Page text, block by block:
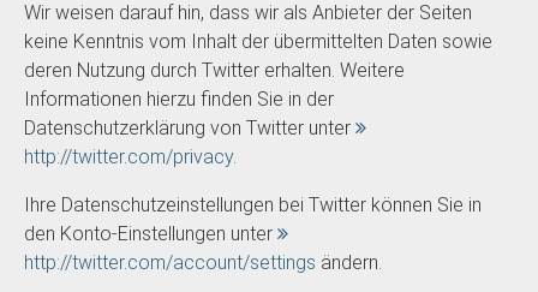
Wir weisen darauf hin, dass wir als Anbieter der Seiten
keine Kenntnis vom Inhalt der übermittelten Daten sowie
deren Nutzung durch Twitter erhalten. Weitere
Informationen hierzu finden Sie in der
Datenschutzerklärung von Twitter unter
http://twitter.com/privacy.
Ihre Datenschutzeinstellungen bei Twitter können Sie in
den Konto-Einstellungen unter
http://twitter.com/account/settings ändern.